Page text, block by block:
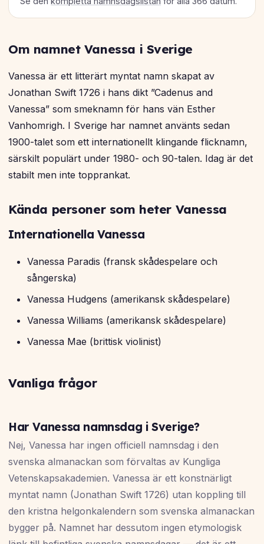
Om namnet Vanessa i Sverige
Vanessa är ett litterärt myntat namn skapat av
Jonathan Swift 1726 i hans dikt ”Cadenus and
Vanessa” som smeknamn för hans vän Esther
Vanhomrigh. I Sverige har namnet använts sedan
1900-talet som ett internationellt klingande flicknamn,
särskilt populärt under 1980- och 90-talen. Idag är det
stabilt men inte topprankat.
Kända personer som heter Vanessa
Internationella Vanessa
Vanessa Paradis (fransk skådespelare och
sångerska)
Vanessa Hudgens (amerikansk skådespelare)
Vanessa Williams (amerikansk skådespelare)
Vanessa Mae (brittisk violinist)
Vanliga frågor
Har Vanessa namnsdag i Sverige?
Nej, Vanessa har ingen officiell namnsdag i den
svenska almanackan som förvaltas av Kungliga
Vetenskapsakademien. Vanessa är ett konstnärligt
myntat namn (Jonathan Swift 1726) utan koppling till
den kristna helgonkalendern som svenska almanackan
bygger på. Namnet har dessutom ingen etymologisk